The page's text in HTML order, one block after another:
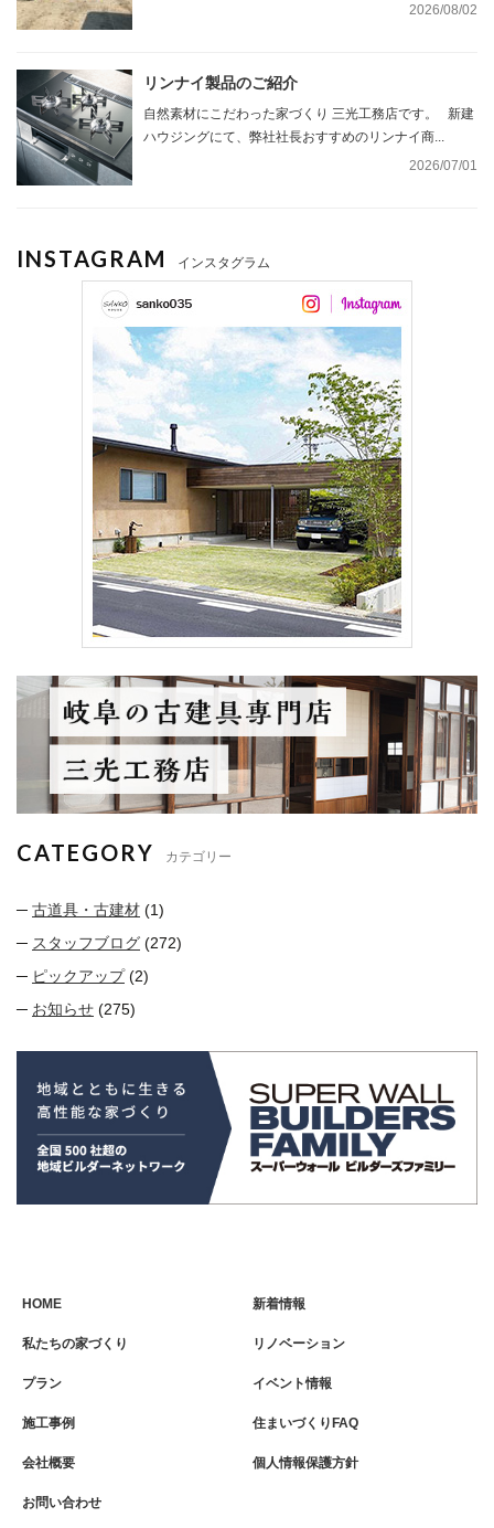
2026/08/02
リンナイ製品のご紹介
自然素材にこだわった家づくり 三光工務店です。 新建
ハウジングにて、弊社社長おすすめのリンナイ商...
2026/07/01
INSTAGRAM インスタグラム
CATEGORY カテゴリー
古道具・古建材 (1)
スタッフブログ (272)
ピックアップ(2)
お知らせ (275)
HOME 新着情報
私たちの家づくり リノベーション
プラン イベント情報
施工事例 住まいづくりFAQ
会社概要 個人情報保護方針
お問い合わせ